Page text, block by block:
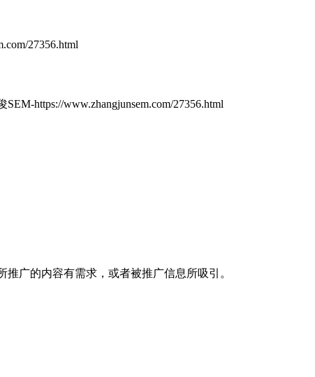
27356.html
https://www.zhangjunsem.com/27356.html
广的内容有需求，或者被推广信息所吸引。